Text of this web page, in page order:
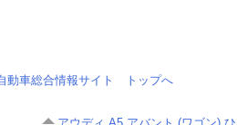
動車総合情報サイト トップへ